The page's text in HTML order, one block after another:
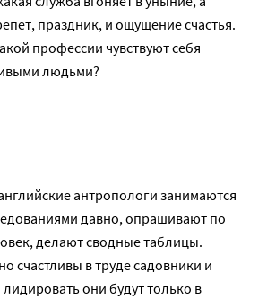
праздник, и ощущение счастья.
профессии чувствуют себя
людьми?
антропологи занимаются
давно, опрашивают по
делают сводные таблицы.
счастливы в труде садовники и
они будут только в